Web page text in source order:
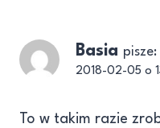
Basia pisze:
2018-02-05 o
To w takim razie